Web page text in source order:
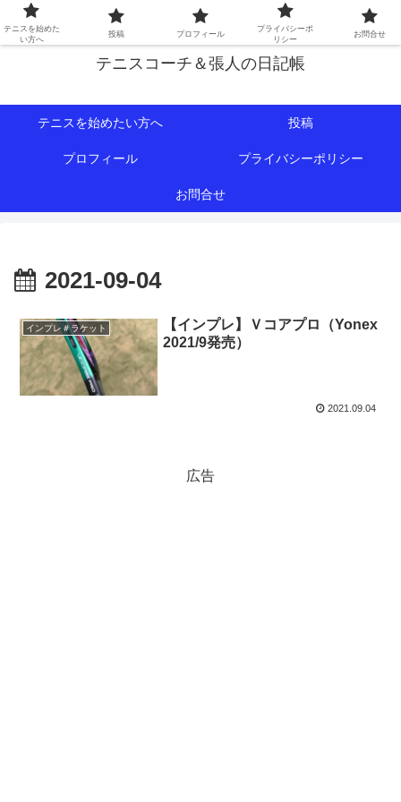
初心者∼中級者向けの情報を中心にテニスライフをサポート！
テニスコーチ＆張人の日記帳
テニスを始めたい方へ 投稿
プロフィール プライバシーポリシー
お問合せ
2021-09-04
インプレ＃ラケット
【インプレ】Ｖコアプロ（Yonex
2021/9発売）
2021.09.04
広告
テニスを始めた
い方へ
投稿 プロフィール
プライバシーポ
リシー
お問合せ